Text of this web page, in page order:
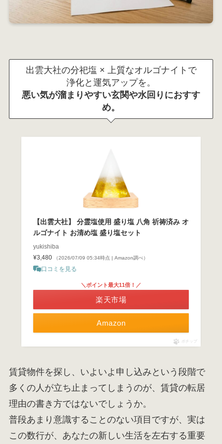
出雲大社の分祀塩 × 上質なオルゴナイトで
浄化と運気アップを。
悪い気が溜まりやすい玄関や水回りにおすす
め。
【出雲大社】 分霊塩使用 盛り塩 八角 祈祷済み オ
ルゴナイト お清め塩 盛り塩セット
yukishiba
¥3,480
（2026/07/09 05:34時点 | Amazon調べ）
口コミを見る
Amazon
＼ポイント最大11倍！／
楽天市場
ポチップ
賃貸物件を探し、いよいよ申し込みという段階で
多くの人が立ち止まってしまうのが、賃貸の転居
理由の書き方ではないでしょうか。
普段あまり意識することのない項目ですが、実は
この数行が、あなたの新しい生活を左右する重要